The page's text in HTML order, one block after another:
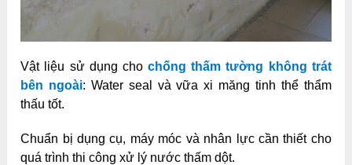
Vật liệu sử dụng chochống thấm tường không trát
bên ngoài: Water seal và vữa xi măng tinh thể thẩm
thấu tốt.
Chuẩn bị dụng cụ, máy móc và nhân lực cần thiết cho
quá trình thi công xử lý nước thấm dột.